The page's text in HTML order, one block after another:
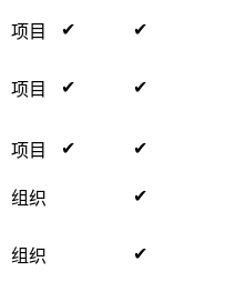
项目 ✔ ✔
项目 ✔ ✔
项目 ✔ ✔
组织
✔
组织 ✔